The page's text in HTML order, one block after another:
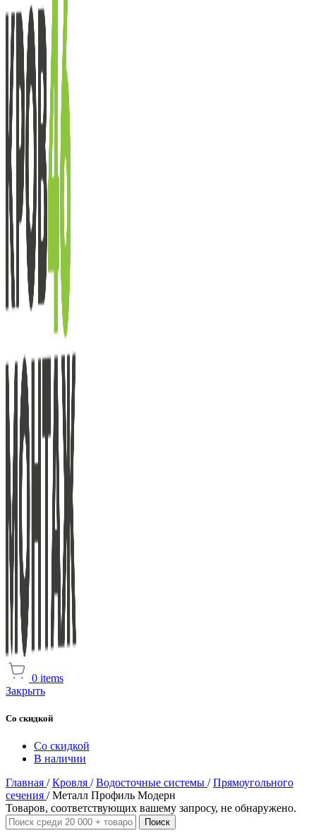
0 items
Закрыть
Со скидкой
Со скидкой
В наличии
Главная / Кровля / Водосточные системы / Прямоугольного
сечения / Металл Профиль Модерн
Товаров, соответствующих вашему запросу, не обнаружено.
Поиск